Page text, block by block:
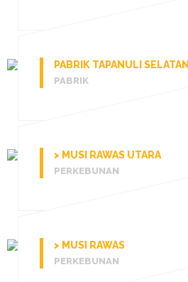
PABRIK TAPANULI SELATAN
PABRIK
> MUSI RAWAS UTARA
PERKEBUNAN
> MUSI RAWAS
PERKEBUNAN